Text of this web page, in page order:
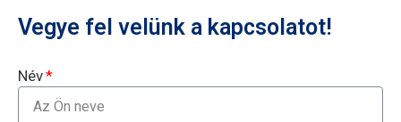
Vegye fel velünk a kapcsolatot!
Név